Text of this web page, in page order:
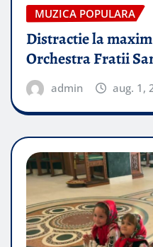
MUZICA POPULARA
Distractie la
Orchestra Fratii
admin aug. 1,